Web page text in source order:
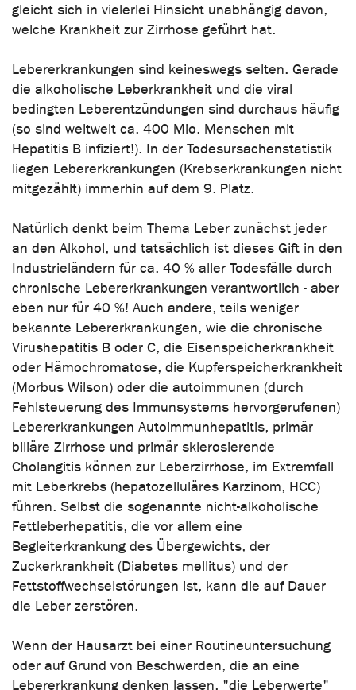
gleicht sich in vielerlei Hinsicht unabhängig davon,
welche Krankheit zur Zirrhose geführt hat.
Lebererkrankungen sind keineswegs selten. Gerade
die alkoholische Leberkrankheit und die viral
bedingten Leberentzündungen sind durchaus häufig
(so sind weltweit ca. 400 Mio. Menschen mit
Hepatitis B infiziert!). In der Todesursachenstatistik
liegen Lebererkrankungen (Krebserkrankungen nicht
mitgezählt) immerhin auf dem 9. Platz.
Natürlich denkt beim Thema Leber zunächst jeder
an den Alkohol, und tatsächlich ist dieses Gift in den
Industrieländern für ca. 40 % aller Todesfälle durch
chronische Lebererkrankungen verantwortlich - aber
eben nur für 40 %! Auch andere, teils weniger
bekannte Lebererkrankungen, wie die chronische
Virushepatitis B oder C, die Eisenspeicherkrankheit
oder Hämochromatose, die Kupferspeicherkrankheit
(Morbus Wilson) oder die autoimmunen (durch
Fehlsteuerung des Immunsystems hervorgerufenen)
Lebererkrankungen Autoimmunhepatitis, primär
biliäre Zirrhose und primär sklerosierende
Cholangitis können zur Leberzirrhose, im Extremfall
mit Leberkrebs (hepatozelluläres Karzinom, HCC)
führen. Selbst die sogenannte nicht-alkoholische
Fettleberhepatitis, die vor allem eine
Begleiterkrankung des Übergewichts, der
Zuckerkrankheit (Diabetes mellitus) und der
Fettstoffwechselstörungen ist, kann die auf Dauer
die Leber zerstören.
Wenn der Hausarzt bei einer Routineuntersuchung
oder auf Grund von Beschwerden, die an eine
Lebererkrankung denken lassen, "die Leberwerte"